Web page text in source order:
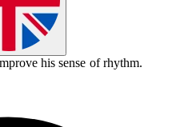
his sense of rhythm.